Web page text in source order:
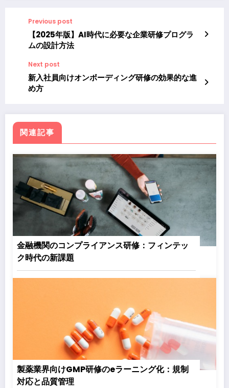
Previous post
【2025年版】AI時代に必要な企業研修プログラ
ムの設計方法
Next post
新入社員向けオンボーディング研修の効果的な進
め方
関連記事
金融機関のコンプライアンス研修：フィンテッ
ク時代の新課題
製薬業界向けGMP研修のeラーニング化：規制
対応と品質管理